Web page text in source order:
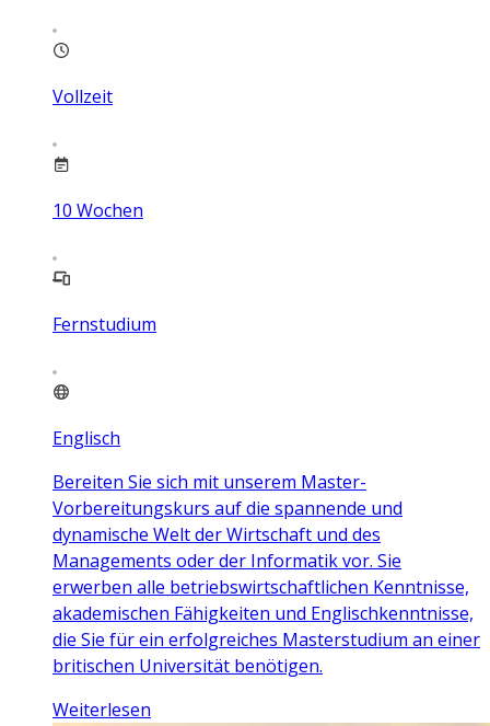
Vollzeit
10 Wochen
Fernstudium
Englisch
Bereiten Sie sich mit unserem Master-
Vorbereitungskurs auf die spannende und
dynamische Welt der Wirtschaft und des
Managements oder der Informatik vor. Sie
erwerben alle betriebswirtschaftlichen Kenntnisse,
akademischen Fähigkeiten und Englischkenntnisse,
die Sie für ein erfolgreiches Masterstudium an einer
britischen Universität benötigen.
Weiterlesen